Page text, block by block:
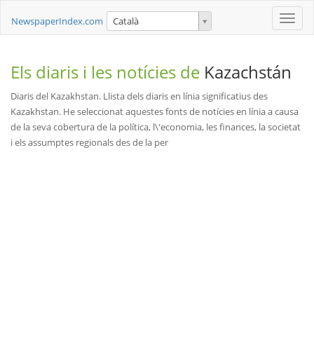
Toggle
NewspaperIndex.com Català
Els diaris i les notícies de Kazachstán
Diaris del Kazakhstan. Llista dels diaris en línia significatius des
Kazakhstan. He seleccionat aquestes fonts de notícies en línia a causa
de la seva cobertura de la política, l\'economia, les finances, la societat
i els assumptes regionals des de la per